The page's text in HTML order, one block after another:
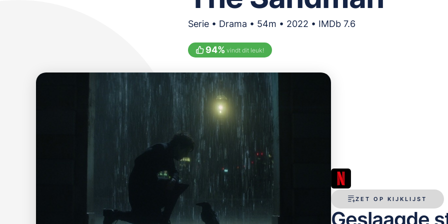
Serie • Drama • 54m • 2022 • IMDb 7.6
94% vindt dit leuk!
ZET OP KIJKLIJST